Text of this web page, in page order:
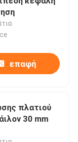
επαφή
πλατιού
30 mm